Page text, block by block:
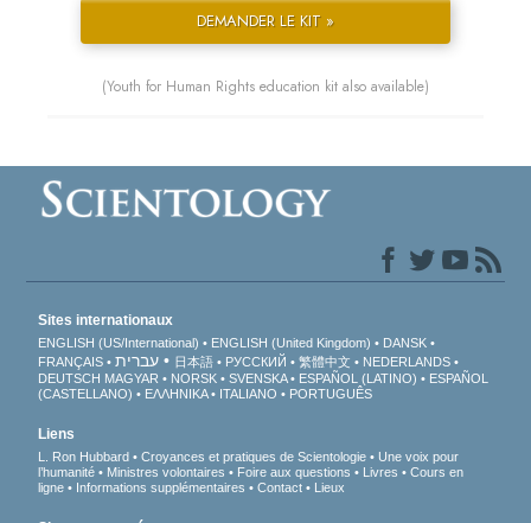
DEMANDER LE KIT »
(Youth for Human Rights education kit also available)
Sites internationaux
ENGLISH (US/International) ENGLISH (United Kingdom)
DANSK
FRANÇAIS
עברית 日本語 РУССКИЙ 繁體中文
NEDERLANDS
DEUTSCH MAGYAR NORSK SVENSKA ESPAÑOL (LATINO)
ESPAÑOL
(CASTELLANO)
ΕΛΛΗΝΙΚA ITALIANO PORTUGUÊS
Liens
L. Ron Hubbard Croyances et pratiques de Scientologie
Une voix pour
l’humanité
Ministres volontaires Foire aux questions Livres
Cours en
ligne
Informations supplémentaires Contact Lieux